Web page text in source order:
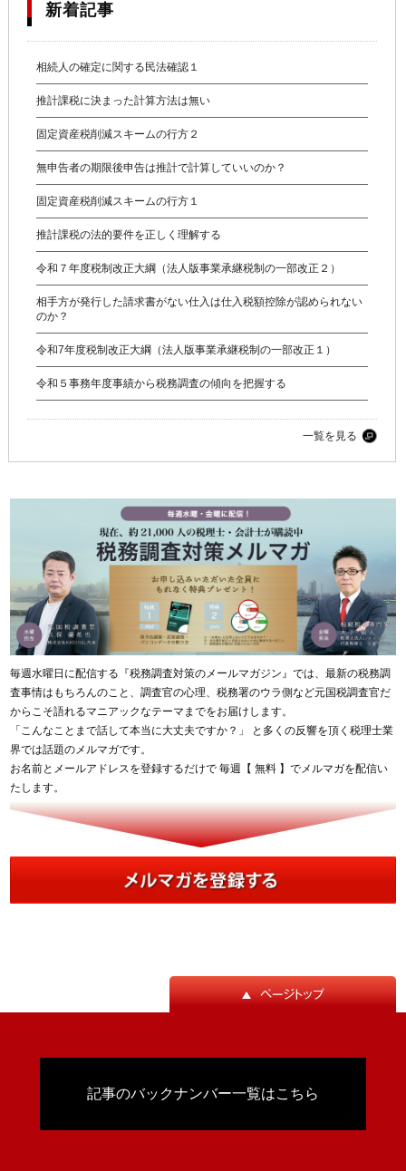
新着記事
相続人の確定に関する民法確認１
推計課税に決まった計算方法は無い
固定資産税削減スキームの行方２
無申告者の期限後申告は推計で計算していいのか？
固定資産税削減スキームの行方１
推計課税の法的要件を正しく理解する
令和７年度税制改正大綱（法人版事業承継税制の一部改正２）
相手方が発行した請求書がない仕入は仕入税額控除が認められない
のか？
令和7年度税制改正大綱（法人版事業承継税制の一部改正１）
令和５事務年度事績から税務調査の傾向を把握する
一覧を見る
毎週水曜日に配信する『税務調査対策のメールマガジン』では、最新の税務調
査事情はもちろんのこと、調査官の心理、税務署のウラ側など元国税調査官だ
からこそ語れるマニアックなテーマまでをお届けします。
「こんなことまで話して本当に大丈夫ですか？」 と多くの反響を頂く税理士業
界では話題のメルマガです。
お名前とメールアドレスを登録するだけで 毎週【 無料 】でメルマガを配信い
たします。
記事のバックナンバー一覧はこちら